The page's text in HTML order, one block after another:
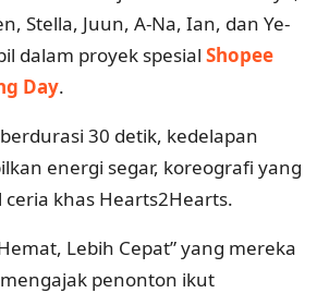
Stella, Juun, A-Na, Ian, dan Ye-
dalam proyek spesial Shopee
Day.
30 detik, kedelapan
energi segar, koreografi yang
ceria khas Hearts2Hearts.
Lebih Cepat” yang mereka
penonton ikut